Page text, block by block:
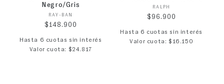
Negro/Gris
Proveedor:
RAY-BAN
Precio habitual
$148.900
Hasta 6 cuotas sin interés
Valor cuota: $24.817
Proveedor:
RALPH
Precio habitual
$96.900
Hasta 6 cuotas sin interés
Valor cuota: $16.150